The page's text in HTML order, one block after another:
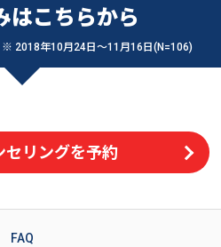
はこちらから
※ 2018年10月24日〜11月16日(N=106)
セリングを予約
FAQ